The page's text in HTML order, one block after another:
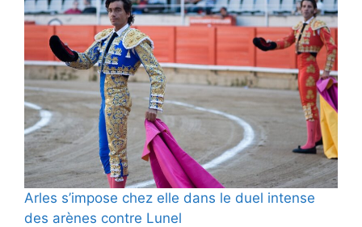
Arles s’impose chez elle dans le duel intense
des arènes contre Lunel